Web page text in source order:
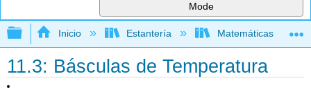
Mode
Expandir/contraer jerarquía global
Inicio Estantería Matemáticas
11.3: Básculas de Temperatura